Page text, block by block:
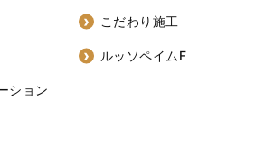
こだわり施工
ルッソペイムF
ション